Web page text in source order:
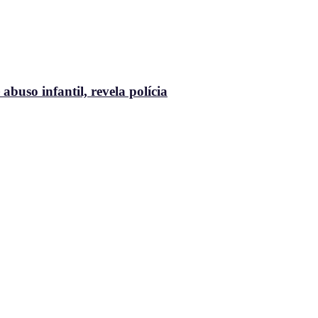
abuso infantil, revela polícia